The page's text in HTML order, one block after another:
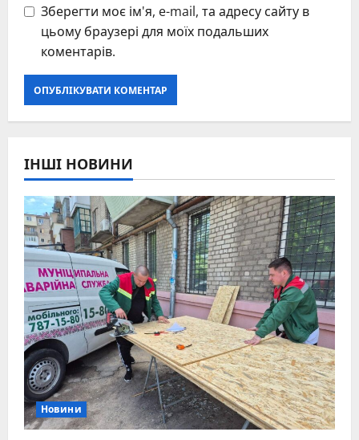
Зберегти моє ім'я, e-mail, та адресу сайту в
цьому браузері для моїх подальших
коментарів.
ІНШІ НОВИНИ
Новини